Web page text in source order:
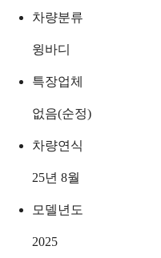
차량분류
윙바디
특장업체
없음(순정)
차량연식
25년 8월
모델년도
2025